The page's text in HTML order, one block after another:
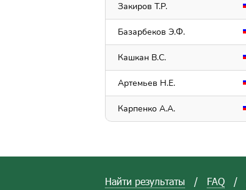
Закиров Т.Р.
Базарбеков Э.Ф.
Кашкан В.С.
Артемьев Н.Е.
Карпенко А.А.
Найти результаты / FAQ /